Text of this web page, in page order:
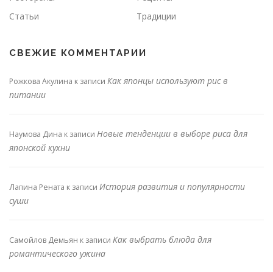
Статьи
Традиции
СВЕЖИЕ КОММЕНТАРИИ
Рожкова Акулина к записи Как японцы используют рис в
питании
Наумова Дина к записи Новые тенденции в выборе риса для
японской кухни
Лапина Рената к записи История развития и популярности
суши
Самойлов Демьян к записи Как выбрать блюда для
романтического ужина